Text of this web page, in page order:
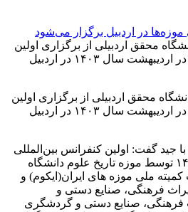
محقق اردبیلی از برگزاری اولین
کنفرانس بین‌المللی موزه‌ها در اردیبهشت سال ۱۴۰۳ در اردبیل
محقق اردبیلی از برگزاری اولین
کنفرانس بین‌المللی موزه‌ها در اردیبهشت سال ۱۴۰۳ در اردبیل
جید گفت: اولین کنفرانس بین‌المللی
موزه ­ها پنجم اردیبهشت ۱۴۰۳ توسط موزه تاریخ علوم دانشگاه
ملی موزه های ایران(ایکوم) و
فرهنگی، صنایع دستی و
فرهنگی، صنایع دستی و گردشگری